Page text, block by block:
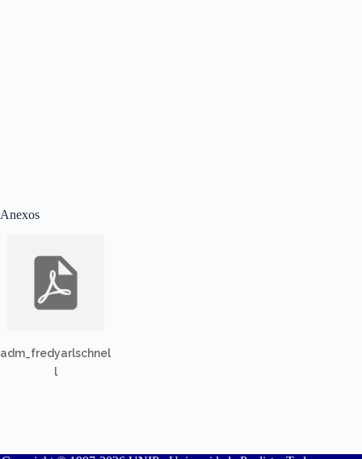
Anexos
adm_fredyarlschnel
l